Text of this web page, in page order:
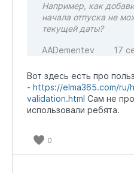
Например, как
начала отпуска не
текущей даты?
AADementev 17
Вот здесь есть про
- https://elma365.com/ru/
validation.html Сам не
использовали ребята.
0